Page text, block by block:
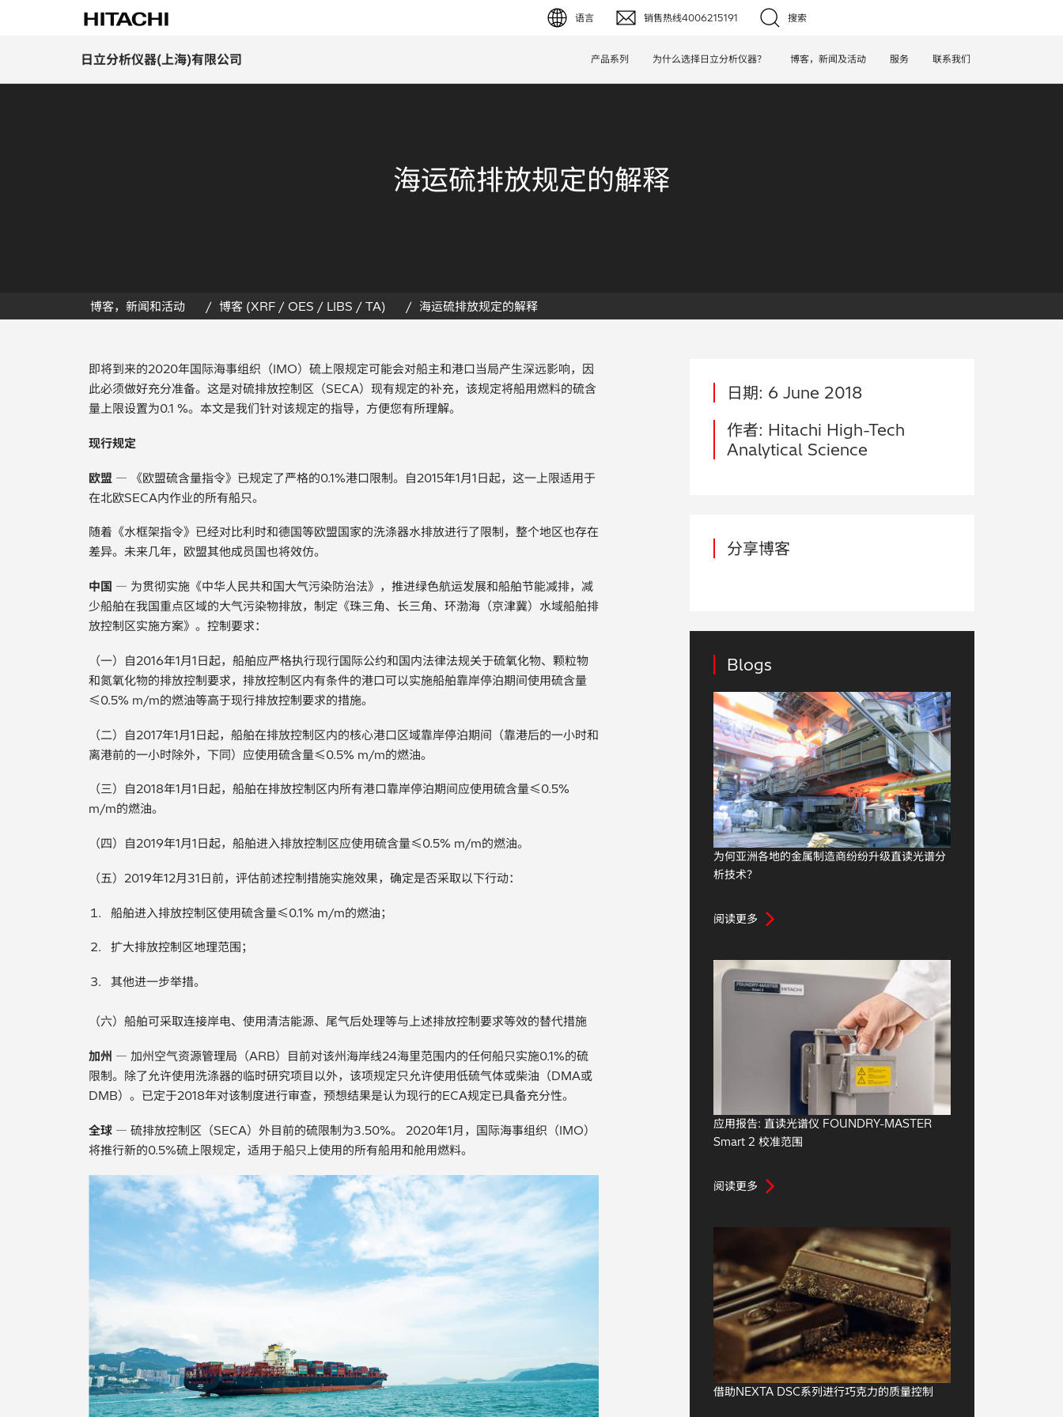
语言
English (EN)
销售热线4006215191 搜索
日立分析仪器(上海)有限公司 产品系列 为什么选择日立分析仪器？ 博客，新闻及活动 服务 联系我们
海运硫排放规定的解释
博客，新闻和活动 博客 (XRF / OES / LIBS / TA) 海运硫排放规定的解释
即将到来的2020年国际海事组织（IMO）硫上限规定可能会对船主和港口当局产生深远影响，因
此必须做好充分准备。这是对硫排放控制区（SECA）现有规定的补充，该规定将船用燃料的硫含
量上限设置为0.1 %。本文是我们针对该规定的指导，方便您有所理解。
现行规定
欧盟 — 《欧盟硫含量指令》已规定了严格的0.1%港口限制。自2015年1月1日起，这一上限适用于
在北欧SECA内作业的所有船只。
随着《水框架指令》已经对比利时和德国等欧盟国家的洗涤器水排放进行了限制，整个地区也存在
差异。未来几年，欧盟其他成员国也将效仿。
中国 — 为贯彻实施《中华人民共和国大气污染防治法》，推进绿色航运发展和船舶节能减排，减
少船舶在我国重点区域的大气污染物排放，制定《珠三角、长三角、环渤海（京津冀）水域船舶排
放控制区实施方案》。控制要求：
（一）自2016年1月1日起，船舶应严格执行现行国际公约和国内法律法规关于硫氧化物、颗粒物
和氮氧化物的排放控制要求，排放控制区内有条件的港口可以实施船舶靠岸停泊期间使用硫含量
≤0.5% m/m的燃油等高于现行排放控制要求的措施。
（二）自2017年1月1日起，船舶在排放控制区内的核心港口区域靠岸停泊期间（靠港后的一小时和
离港前的一小时除外，下同）应使用硫含量≤0.5% m/m的燃油。
（三）自2018年1月1日起，船舶在排放控制区内所有港口靠岸停泊期间应使用硫含量≤0.5%
m/m的燃油。
（四）自2019年1月1日起，船舶进入排放控制区应使用硫含量≤0.5% m/m的燃油。
（五）2019年12月31日前，评估前述控制措施实施效果，确定是否采取以下行动：
船舶进入排放控制区使用硫含量≤0.1% m/m的燃油；
扩大排放控制区地理范围；
其他进一步举措。
（六）船舶可采取连接岸电、使用清洁能源、尾气后处理等与上述排放控制要求等效的替代措施
加州 — 加州空气资源管理局（ARB）目前对该州海岸线24海里范围内的任何船只实施0.1%的硫
限制。除了允许使用洗涤器的临时研究项目以外，该项规定只允许使用低硫气体或柴油（DMA或
DMB）。已定于2018年对该制度进行审查，预想结果是认为现行的ECA规定已具备充分性。
全球 — 硫排放控制区（SECA）外目前的硫限制为3.50%。 2020年1月，国际海事组织（IMO）
将推行新的0.5%硫上限规定，适用于船只上使用的所有船用和舱用燃料。
日期: 6 June 2018
作者: Hitachi High-Tech
Analytical Science
分享博客
Blogs
为何亚洲各地的金属制造商纷纷升级直读光谱分
析技术？
阅读更多
应用报告: 直读光谱仪 FOUNDRY-MASTER
Smart 2 校准范围
阅读更多
借助NEXTA DSC系列进行巧克力的质量控制